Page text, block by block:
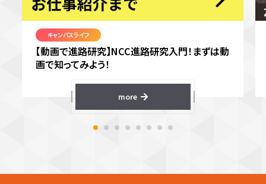
キャンパスライフ
【動画で進路研究】NCC進路研究入門！まずは動
画で知ってみよう！
more